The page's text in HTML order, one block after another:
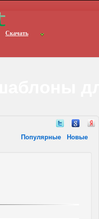
Скачать
Популярные Новые